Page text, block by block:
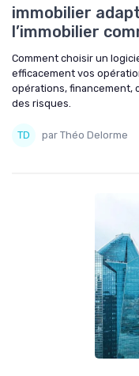
immobilier
l’immobilier
Comment choisir un
efficacement vos
opérations, financement,
des risques.
par Théo Delorme